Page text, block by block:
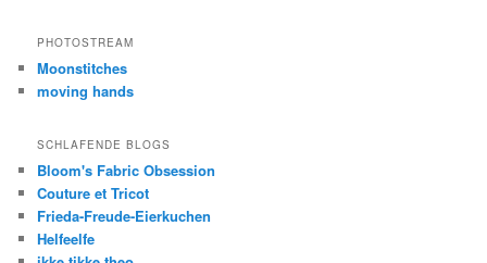
PHOTOSTREAM
Moonstitches
moving hands
SCHLAFENDE BLOGS
Bloom's Fabric Obsession
Couture et Tricot
Frieda-Freude-Eierkuchen
Helfeelfe